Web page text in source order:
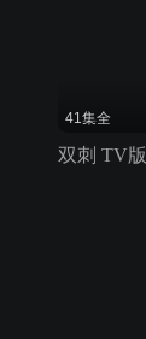
41集全
双刺 TV版